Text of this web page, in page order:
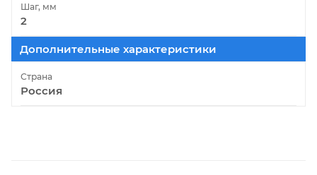
Шаг, мм
2
Дополнительные характеристики
Страна
Россия